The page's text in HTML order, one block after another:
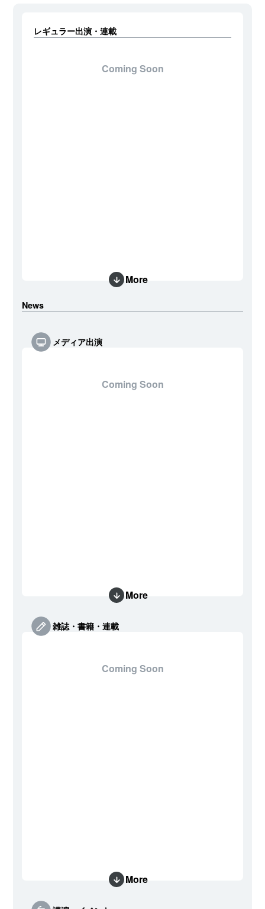
レギュラー出演・連載
Coming Soon
More
News
メディア出演
Coming Soon
More
雑誌・書籍・連載
Coming Soon
More